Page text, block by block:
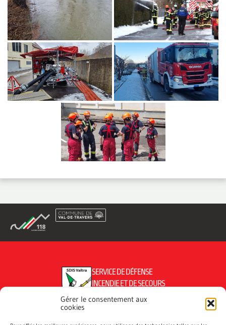
Gérer le consentement aux
cookies
SERVICE DE DÉFENSE
INCENDIE ET DE SECOURS
DU VAL-DE-TRAVERS